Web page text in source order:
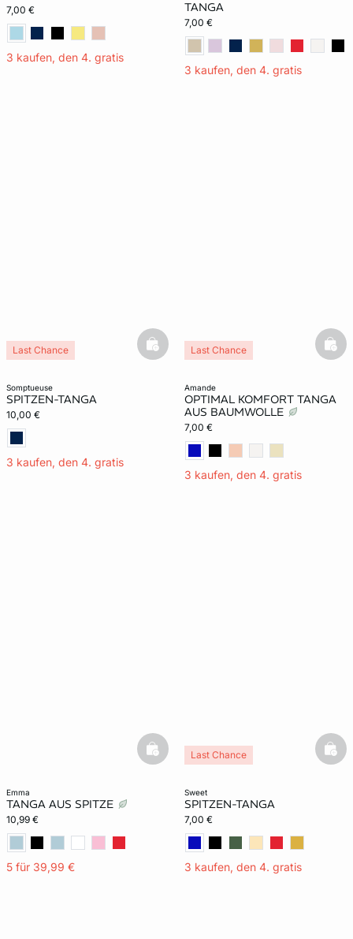
7,00 €
3 kaufen, den 4. gratis
TANGA
7,00 €
3 kaufen, den 4. gratis
somptueuse
SPITZEN-TANGA
10,00 €
3 kaufen, den 4. gratis
Last Chance basketfull
amande
OPTIMAL KOMFORT TANGA
AUS BAUMWOLLE
7,00 €
3 kaufen, den 4. gratis
Last Chance
emma
TANGA AUS SPITZE
10,99 €
5 für 39,99 €
basketfull
sweet
SPITZEN-TANGA
7,00 €
3 kaufen, den 4. gratis
Last Chance